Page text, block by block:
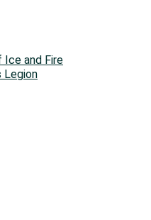
Ice and Fire
Legion